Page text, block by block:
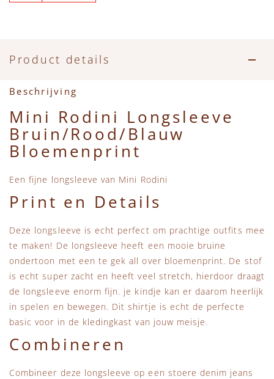
Accessoires
Zwemkleding
Speelgoed
Beren
MarMar Copenhagen
Piupiuchick
Sproet & Sprout
Tiny Cottons
Product details
Beschrijving
Mini Rodini Longsleeve
Bruin/Rood/Blauw
Bloemenprint
Een fijne longsleeve van Mini Rodini
Print en Details
Deze longsleeve is echt perfect om prachtige outfits mee
te maken! De longsleeve heeft een mooie bruine
ondertoon met een te gek all over bloemenprint. De stof
is echt super zacht en heeft veel stretch, hierdoor draagt
de longsleeve enorm fijn. je kindje kan er daarom heerlijk
in spelen en bewegen. Dit shirtje is echt de perfecte
basic voor in de kledingkast van jouw meisje.
Combineren
Combineer deze longsleeve op een stoere denim jeans